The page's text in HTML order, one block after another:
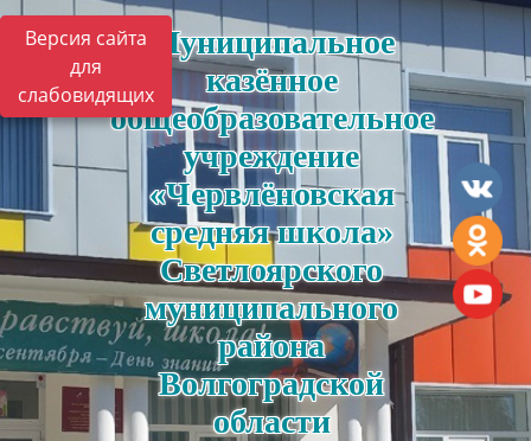
Версия сайта
для
слабовидящих
Муниципальное
казённое
общеобразовательное
учреждение
«Червлёновская
средняя школа»
Светлоярского
муниципального
района
Волгоградской
области